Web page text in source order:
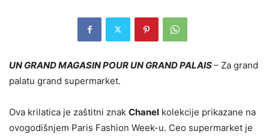
UN GRAND MAGASIN POUR UN GRAND PALAIS– Za grand
palatu grand supermarket.
Ova krilatica je zaštitni znak Chanel kolekcije prikazane na
ovogodišnjem Paris Fashion Week-u. Ceo supermarket je